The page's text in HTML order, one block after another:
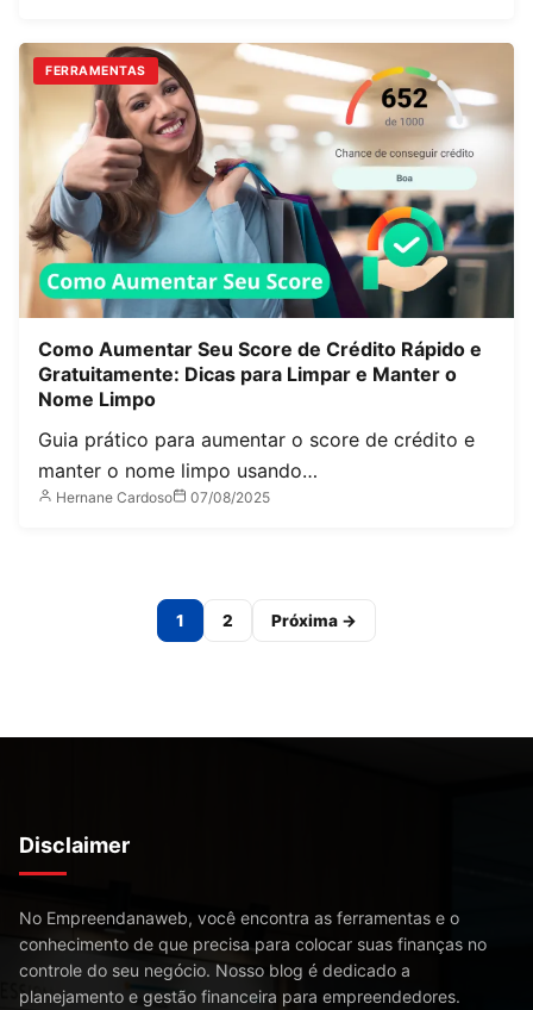
FERRAMENTAS
Como Aumentar Seu Score de Crédito Rápido e
Gratuitamente: Dicas para Limpar e Manter o
Nome Limpo
Guia prático para aumentar o score de crédito e
manter o nome limpo usando…
Hernane Cardoso 07/08/2025
Paginação
1 2 Próxima →
Disclaimer
No Empreendanaweb, você encontra as ferramentas e o
conhecimento de que precisa para colocar suas finanças no
controle do seu negócio. Nosso blog é dedicado a
planejamento e gestão financeira para empreendedores.